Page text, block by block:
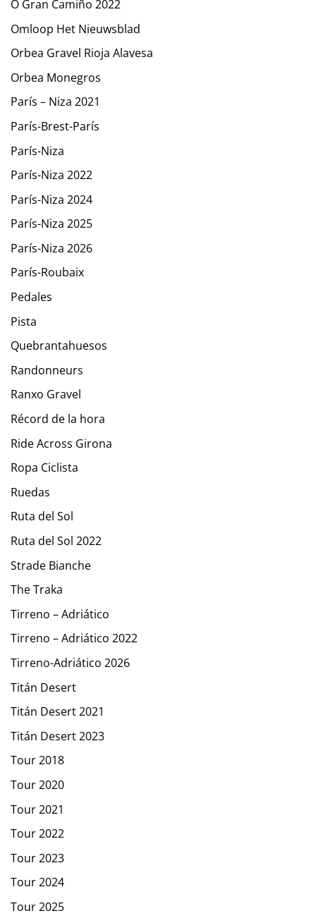
O Gran Camiño 2022
Omloop Het Nieuwsblad
Orbea Gravel Rioja Alavesa
Orbea Monegros
París – Niza 2021
París-Brest-París
París-Niza
París-Niza 2022
París-Niza 2024
París-Niza 2025
París-Niza 2026
París-Roubaix
Pedales
Pista
Quebrantahuesos
Randonneurs
Ranxo Gravel
Récord de la hora
Ride Across Girona
Ropa Ciclista
Ruedas
Ruta del Sol
Ruta del Sol 2022
Strade Bianche
The Traka
Tirreno – Adriático
Tirreno – Adriático 2022
Tirreno-Adriático 2026
Titán Desert
Titán Desert 2021
Titán Desert 2023
Tour 2018
Tour 2020
Tour 2021
Tour 2022
Tour 2023
Tour 2024
Tour 2025